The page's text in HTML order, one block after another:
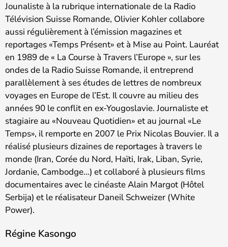
Jounaliste à la rubrique internationale de la Radio
Télévision Suisse Romande, Olivier Kohler collabore
aussi régulièrement à l’émission magazines et
reportages «Temps Présent» et à Mise au Point. Lauréat
en 1989 de « La Course à Travers l’Europe », sur les
ondes de la Radio Suisse Romande, il entreprend
parallèlement à ses études de lettres de nombreux
voyages en Europe de l’Est. Il couvre au milieu des
années 90 le conflit en ex-Yougoslavie. Journaliste et
stagiaire au «Nouveau Quotidien» et au journal «Le
Temps», il remporte en 2007 le Prix Nicolas Bouvier. Il a
réalisé plusieurs dizaines de reportages à travers le
monde (Iran, Corée du Nord, Haïti, Irak, Liban, Syrie,
Jordanie, Cambodge…) et collaboré à plusieurs films
documentaires avec le cinéaste Alain Margot (Hôtel
Serbija) et le réalisateur Daneil Schweizer (White
Power).
Régine Kasongo